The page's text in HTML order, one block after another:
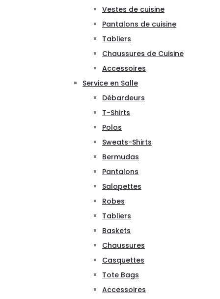
Vestes de cuisine
Pantalons de cuisine
Tabliers
Chaussures de Cuisine
Accessoires
Service en Salle
Débardeurs
T-Shirts
Polos
Sweats-Shirts
Bermudas
Pantalons
Salopettes
Robes
Tabliers
Baskets
Chaussures
Casquettes
Tote Bags
Accessoires